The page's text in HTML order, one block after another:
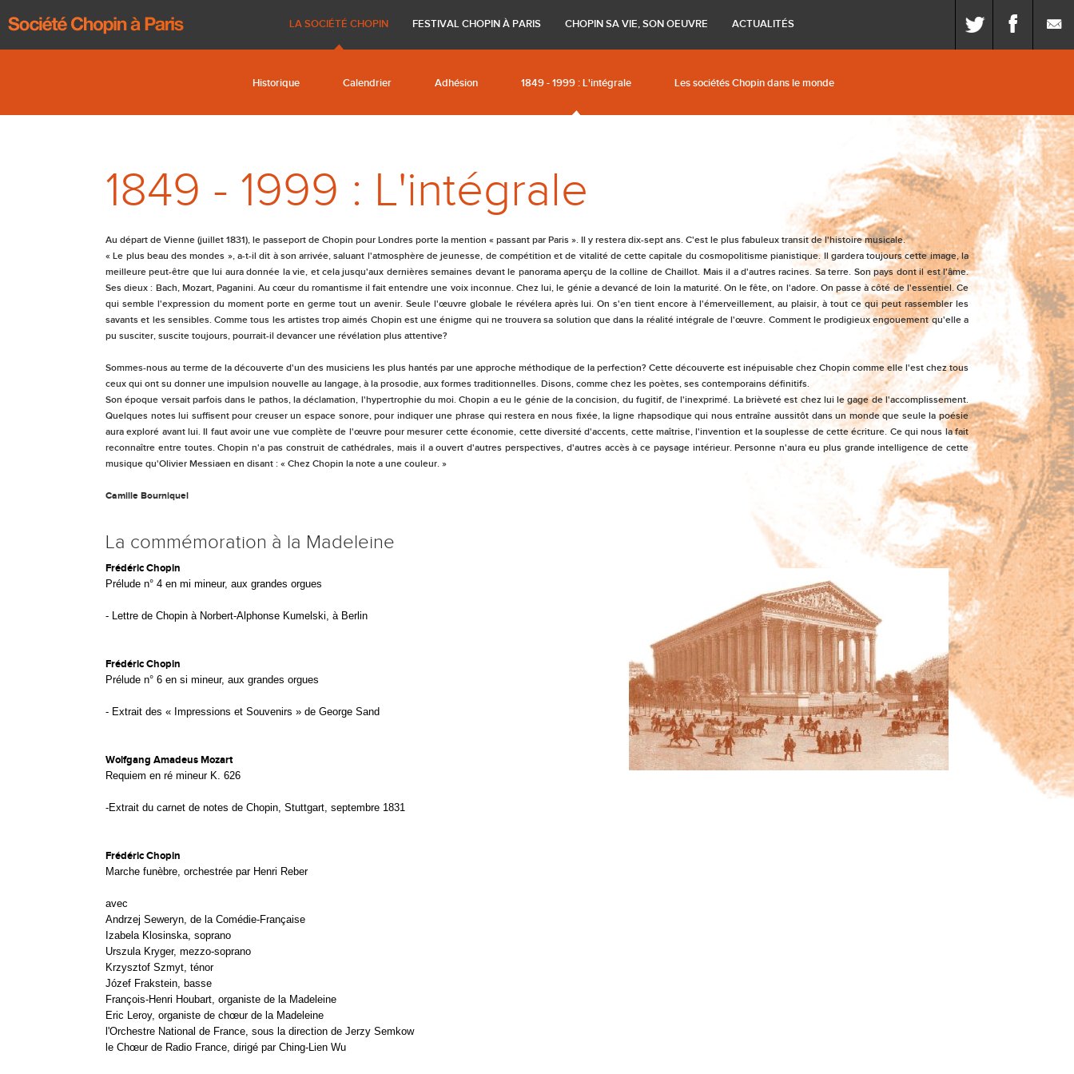
LA SOCIÉTÉ CHOPIN FESTIVAL CHOPIN À PARIS CHOPIN SA VIE, SON OEUVRE ACTUALITÉS
Historique Calendrier Adhésion 1849 - 1999 : L'intégrale Les sociétés Chopin dans le monde
41ème Festival Chopin à Paris Renseignements pratiques Les interprètes Festivals précédents Historique du festival ESPACE PRESSE
La vie de Chopin L'oeuvre de Chopin Ses domiciles parisiens Les concerts
1849 - 1999 : L'intégrale
Au départ de Vienne (juillet 1831), le passeport de Chopin pour Londres porte la mention « passant par Paris ». Il y restera dix-sept ans. C'est le plus fabuleux transit de l'histoire musicale.
« Le plus beau des mondes », a-t-il dit à son arrivée, saluant l'atmosphère de jeunesse, de compétition et de vitalité de cette capitale du cosmopolitisme pianistique. Il gardera toujours cette image, la
meilleure peut-être que lui aura donnée la vie, et cela jusqu'aux dernières semaines devant le panorama aperçu de la colline de Chaillot. Mais il a d'autres racines. Sa terre. Son pays dont il est l'âme.
Ses dieux : Bach, Mozart, Paganini. Au cœur du romantisme il fait entendre une voix inconnue. Chez lui, le génie a devancé de loin la maturité. On le fête, on l'adore. On passe à côté de l'essentiel. Ce
qui semble l'expression du moment porte en germe tout un avenir. Seule l'œuvre globale le révélera après lui. On s'en tient encore à l'émerveillement, au plaisir, à tout ce qui peut rassembler les
savants et les sensibles. Comme tous les artistes trop aimés Chopin est une énigme qui ne trouvera sa solution que dans la réalité intégrale de l'œuvre. Comment le prodigieux engouement qu'elle a
pu susciter, suscite toujours, pourrait-il devancer une révélation plus attentive?
Sommes-nous au terme de la découverte d'un des musiciens les plus hantés par une approche méthodique de la perfection? Cette découverte est inépuisable chez Chopin comme elle l'est chez tous
ceux qui ont su donner une impulsion nouvelle au langage, à la prosodie, aux formes traditionnelles. Disons, comme chez les poètes, ses contemporains définitifs.
Son époque versait parfois dans le pathos, la déclamation, l'hypertrophie du moi. Chopin a eu le génie de la concision, du fugitif, de l'inexprimé. La brièveté est chez lui le gage de l'accomplissement.
Quelques notes lui suffisent pour creuser un espace sonore, pour indiquer une phrase qui restera en nous fixée, la ligne rhapsodique qui nous entraîne aussitôt dans un monde que seule la poésie
aura exploré avant lui. Il faut avoir une vue complète de l'œuvre pour mesurer cette économie, cette diversité d'accents, cette maîtrise, l'invention et la souplesse de cette écriture. Ce qui nous la fait
reconnaître entre toutes. Chopin n'a pas construit de cathédrales, mais il a ouvert d'autres perspectives, d'autres accès à ce paysage intérieur. Personne n'aura eu plus grande intelligence de cette
musique qu'Olivier Messiaen en disant : « Chez Chopin la note a une couleur. »
Camille Bourniquel
La commémoration à la Madeleine
Frédéric Chopin
Prélude n° 4 en mi mineur, aux grandes orgues
- Lettre de Chopin à Norbert-Alphonse Kumelski, à Berlin
Frédéric Chopin
Prélude n° 6 en si mineur, aux grandes orgues
- Extrait des « Impressions et Souvenirs » de George Sand
Wolfgang Amadeus Mozart
Requiem en ré mineur K. 626
-Extrait du carnet de notes de Chopin, Stuttgart, septembre 1831
Frédéric Chopin
Marche funèbre, orchestrée par Henri Reber
avec
Andrzej Seweryn, de la Comédie-Française
Izabela Klosinska, soprano
Urszula Kryger, mezzo-soprano
Krzysztof Szmyt, ténor
Józef Frakstein, basse
François-Henri Houbart, organiste de la Madeleine
Eric Leroy, organiste de chœur de la Madeleine
l'Orchestre National de France, sous la direction de Jerzy Semkow
le Chœur de Radio France, dirigé par Ching-Lien Wu